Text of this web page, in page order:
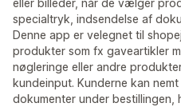
eller billeder, når de vælger
specialtryk, indsendelse af
Denne app er velegnet til
produkter som fx gaveartikler
nøgleringe eller andre
kundeinput. Kunderne kan
dokumenter under bestillingen,